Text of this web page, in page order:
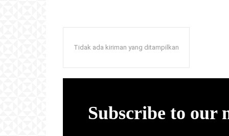
Tidak ada kiriman yang ditampilkan
Subscribe to our